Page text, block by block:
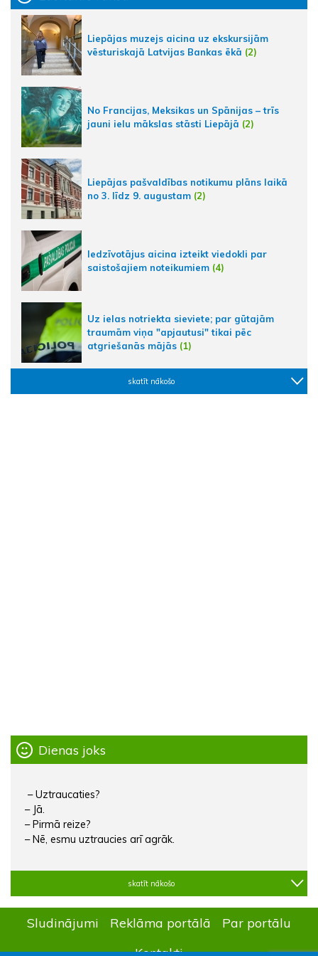
Liepājas muzejs aicina uz ekskursijām
vēsturiskajā Latvijas Bankas ēkā (2)
No Francijas, Meksikas un Spānijas – trīs
jauni ielu mākslas stāsti Liepājā (2)
Liepājas pašvaldības notikumu plāns laikā
no 3. līdz 9. augustam (2)
Iedzīvotājus aicina izteikt viedokli par
saistošajiem noteikumiem (4)
Uz ielas notriekta sieviete; par gūtajām
traumām viņa "apjautusi" tikai pēc
atgriešanās mājās (1)
skatīt nākošo
Dienas joks
– Uztraucaties?
– Jā.
– Pirmā reize?
– Nē, esmu uztraucies arī agrāk.
skatīt nākošo
Sludinājumi Reklāma portālā
Par portālu
Kontakti